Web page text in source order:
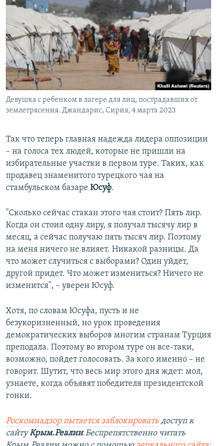
Девушка с ребенком в лагере для лиц, пострадавших от
землетрясения. Джандарис, Сирия, 4 марта 2023
Так что теперь главная надежда лидера оппозиции
– на голоса тех людей, которые не пришли на
избирательные участки в первом туре. Таких, как
продавец знаменитого турецкого чая на
стамбульском базаре Юсуф.
"Сколько сейчас стакан этого чая стоит? Пять лир.
Когда он стоил одну лиру, я получал тысячу лир в
месяц, а сейчас получаю пять тысяч лир. Поэтому
на меня ничего не влияет. Никакой разницы. Да
что может случиться с выборами? Один уйдет,
другой придет. Что может измениться? Ничего не
изменится", – уверен Юсуф.
Хотя, по словам Юсуфа, пусть и не
безукоризненный, но урок проведения
демократических выборов многим странам Турция
преподала. Поэтому во втором туре он все-таки,
возможно, пойдет голосовать. За кого именно – не
говорит. Шутит, что весь мир этого дня ждет: мол,
узнаете, когда объявят победителя президентской
гонки.
Роскомнадзор пытается заблокировать доступ к
сайтуКрым.Реалии.Беспрепятственно читать